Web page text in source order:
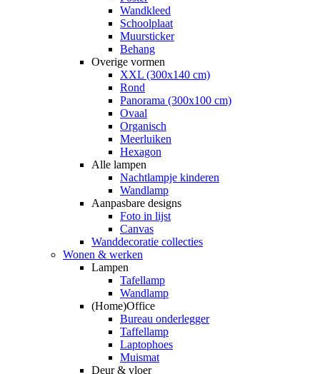
Wandkleed
Schoolplaat
Muursticker
Behang
Overige vormen
XXL (300x140 cm)
Rond
Panorama (300x100 cm)
Ovaal
Organisch
Meerluiken
Hexagon
Alle lampen
Nachtlampje kinderen
Wandlamp
Aanpasbare designs
Foto in lijst
Canvas
Wanddecoratie collecties
Wonen & werken
Lampen
Tafellamp
Wandlamp
(Home)Office
Bureau onderlegger
Taffellamp
Laptophoes
Muismat
Deur & vloer